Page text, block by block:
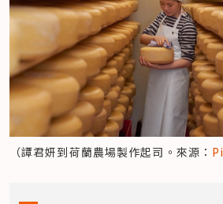
（譚君妍到荷蘭農場製作起司。來源：